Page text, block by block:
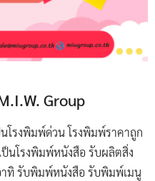
Group
นโรงพิมพ์ด่วน โรงพิมพ์ราคาถูก
ป็นโรงพิมพ์หนังสือ รับผลิตสิ่ง
ทิ รับพิมพ์หนังสือ รับพิมพ์เมนู